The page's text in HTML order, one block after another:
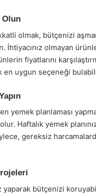
Olun
olmak, bütçenizi
İhtiyacınız olmayan
fiyatlarını
en uygun seçeneği
yemek planlaması
Haftalık yemek
gereksiz
yaparak bütçenizi